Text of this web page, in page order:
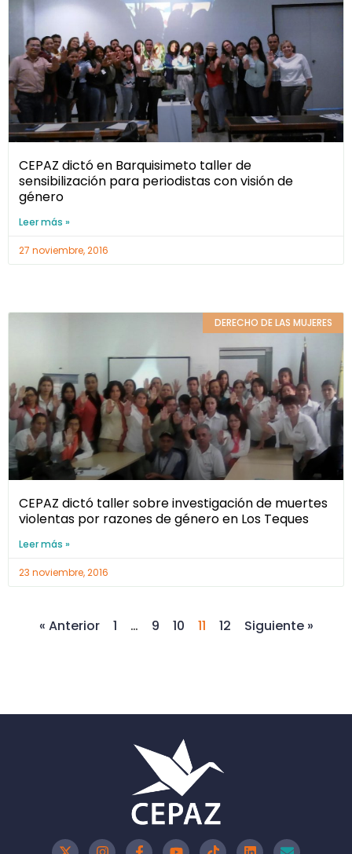
CEPAZ dictó en Barquisimeto taller de
sensibilización para periodistas con visión de
género
Leer más »
27 noviembre, 2016
DERECHO DE LAS MUJERES
CEPAZ dictó taller sobre investigación de muertes
violentas por razones de género en Los Teques
Leer más »
23 noviembre, 2016
« Anterior 1 … 9 10 11 12 Siguiente »